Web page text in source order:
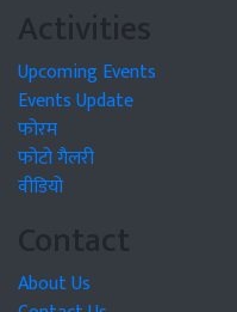
Activities
Upcoming Events
Events Update
फोरम
फोटो गैलरी
वीडियो
Contact
About Us